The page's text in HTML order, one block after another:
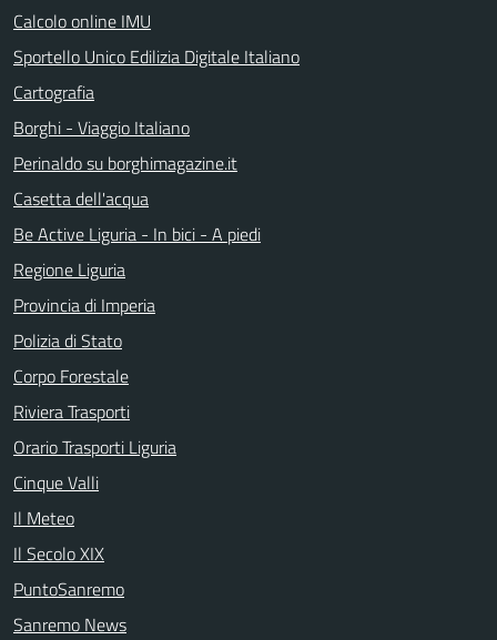
Calcolo online IMU
Sportello Unico Edilizia Digitale Italiano
Cartografia
Borghi - Viaggio Italiano
Perinaldo su borghimagazine.it
Casetta dell'acqua
Be Active Liguria - In bici - A piedi
Regione Liguria
Provincia di Imperia
Polizia di Stato
Corpo Forestale
Riviera Trasporti
Orario Trasporti Liguria
Cinque Valli
Il Meteo
Il Secolo XIX
PuntoSanremo
Sanremo News